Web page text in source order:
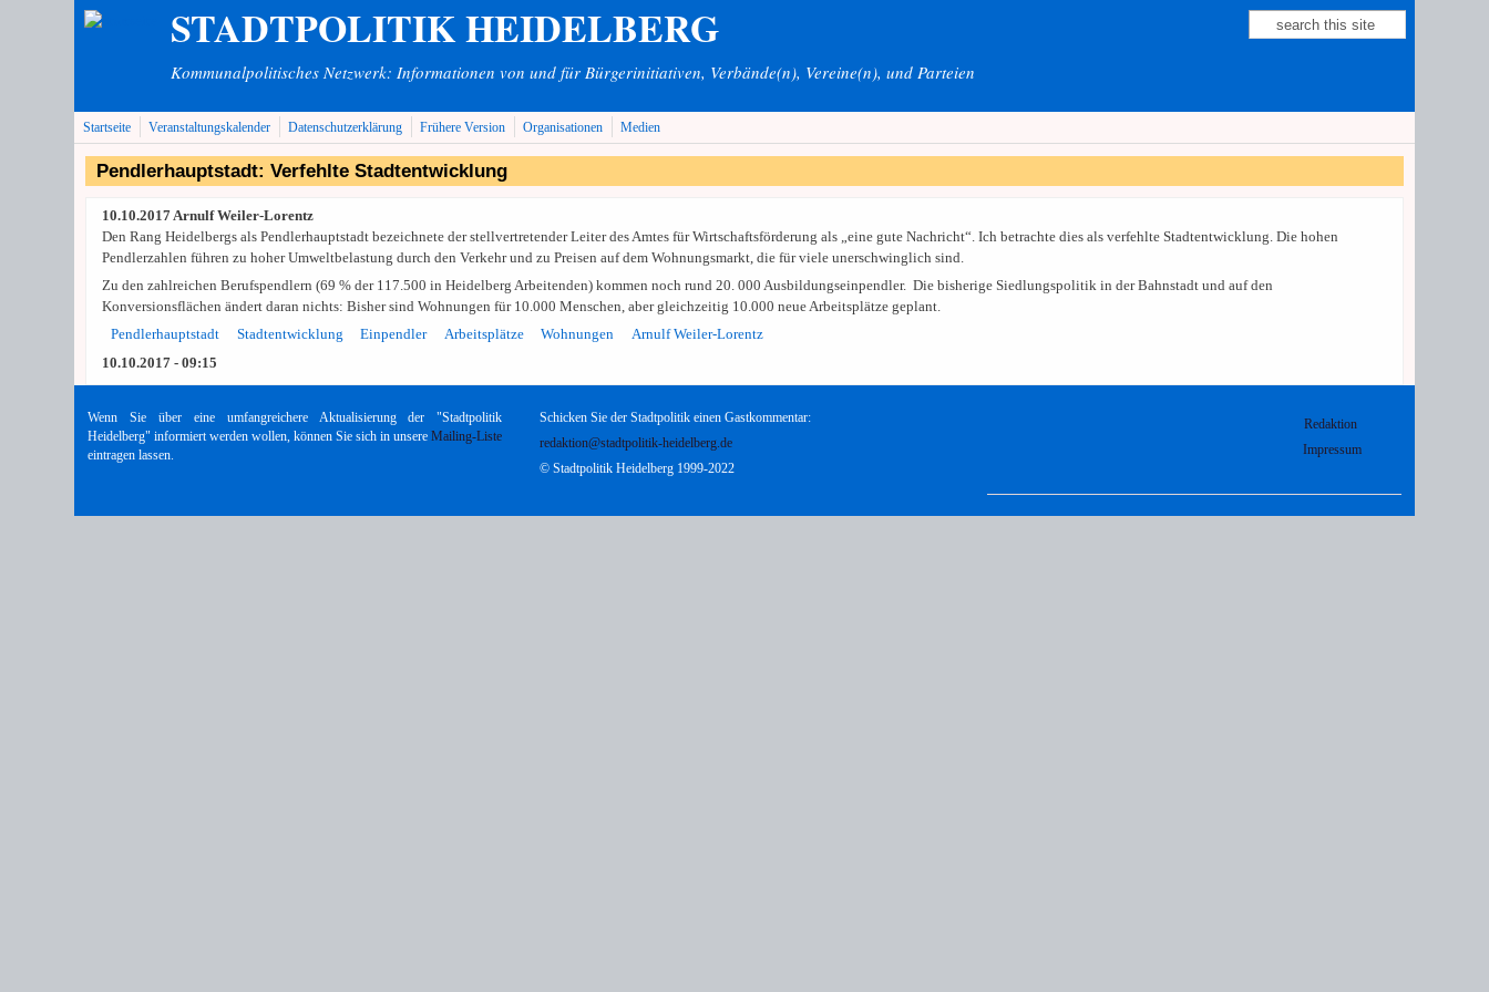
Direkt zum Inhalt STADTPOLITIK HEIDELBERG
Kommunalpolitisches Netzwerk: Informationen von und für Bürgerinitiativen, Verbände(n), Vereine(n), und Parteien
Suchformular
Suche
Startseite Veranstaltungskalender Datenschutzerklärung Frühere Version Organisationen Medien
Pendlerhauptstadt: Verfehlte Stadtentwicklung
10.10.2017 Arnulf Weiler-Lorentz
Den Rang Heidelbergs als Pendlerhauptstadt bezeichnete der stellvertretender Leiter des Amtes für Wirtschaftsförderung als „eine gute Nachricht“. Ich betrachte dies als verfehlte Stadtentwicklung. Die hohen
Pendlerzahlen führen zu hoher Umweltbelastung durch den Verkehr und zu Preisen auf dem Wohnungsmarkt, die für viele unerschwinglich sind.
Zu den zahlreichen Berufspendlern (69 % der 117.500 in Heidelberg Arbeitenden) kommen noch rund 20. 000 Ausbildungseinpendler. Die bisherige Siedlungspolitik in der Bahnstadt und auf den
Konversionsflächen ändert daran nichts: Bisher sind Wohnungen für 10.000 Menschen, aber gleichzeitig 10.000 neue Arbeitsplätze geplant.
Pendlerhauptstadt
Stadtentwicklung Einpendler Arbeitsplätze Wohnungen
Arnulf Weiler-Lorentz
10.10.2017 - 09:15
Wenn Sie über eine umfangreichere Aktualisierung der "Stadtpolitik
Heidelberg" informiert werden wollen, können Sie sich in unsereMailing-Liste
eintragen lassen.
Schicken Sie der Stadtpolitik einen Gastkommentar:
redaktion@stadtpolitik-heidelberg.de
© Stadtpolitik Heidelberg 1999-2022
Redaktion
Impressum